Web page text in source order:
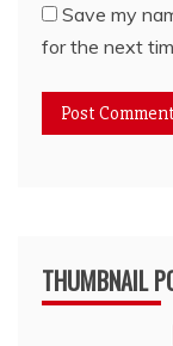
Save my
for the next
THUMBNAIL